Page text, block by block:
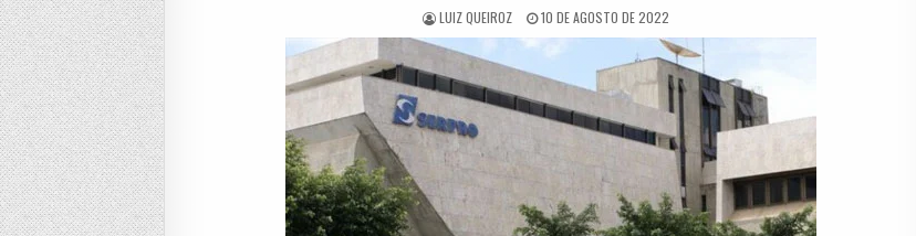
LUIZ QUEIROZ 10 DE AGOSTO DE 2022